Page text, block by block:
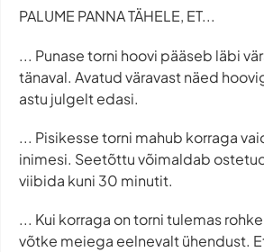
PALUME PANNA TÄHELE, ET...
... Punase torni hoovi pääseb läbi
tänaval. Avatud väravast näed
astu julgelt edasi.
... Pisikesse torni mahub korraga
inimesi. Seetõttu võimaldab
viibida kuni 30 minutit.
... Kui korraga on torni tulemas
võtke meiega eelnevalt ühendust.